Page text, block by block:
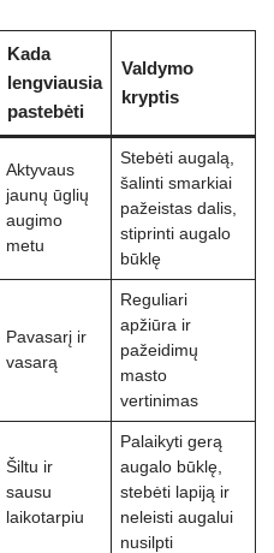
Kada
lengviausia
pastebėti
Valdymo
kryptis
Aktyvaus
jaunų ūglių
augimo
metu
Stebėti augalą,
šalinti smarkiai
pažeistas dalis,
stiprinti augalo
būklę
Pavasarį ir
vasarą
Reguliari
apžiūra ir
pažeidimų
masto
vertinimas
Šiltu ir
sausu
laikotarpiu
Palaikyti gerą
augalo būklę,
stebėti lapiją ir
neleisti augalui
nusilpti